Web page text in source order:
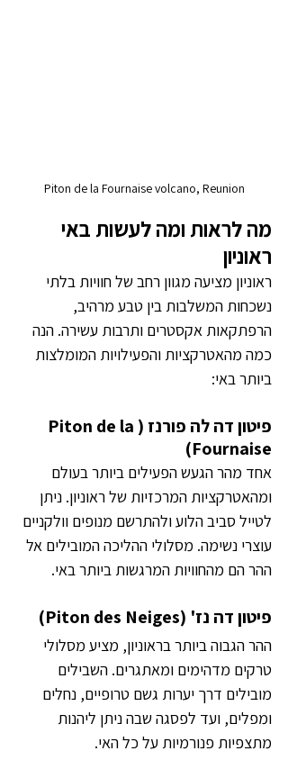
Piton de la Fournaise volcano, Reunion
מה לראות ומה לעשות באי
ראוניון
ראוניון מציעה מגוון רחב של חוויות בלתי
נשכחות המשלבות בין טבע מרהיב,
הרפתקאות אקסטרים ותרבות עשירה. הנה
כמה מהאטרקציות והפעילויות המומלצות
ביותר באי:
פיטון דה לה פורנז (Piton de la
Fournaise)
אחד מהר הגעש הפעילים ביותר בעולם
ומהאטרקציות המרכזיות של ראוניון. ניתן
לטייל סביב הלוע ולהתרשם מנופים וולקניים
עוצרי נשימה. מסלולי ההליכה המובילים אל
ההר הם מהחוויות המרגשות ביותר באי.
פיטון דה נז' (Piton des Neiges)
ההר הגבוה ביותר בראוניון, מציע מסלולי
טרקים מדהימים ומאתגרים. השבילים
מובילים דרך יערות גשם טרופיים, נחלים
ומפלים, ועד לפסגה שבה ניתן ליהנות
מתצפיות פנורמיות על כל האי.